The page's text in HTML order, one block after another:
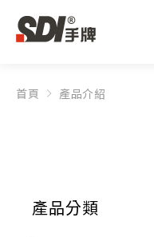
首頁 產品介紹
產品分類